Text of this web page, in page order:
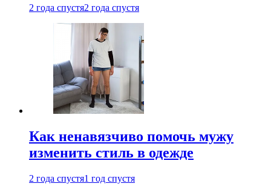
2 года спустя2 года спустя
Как ненавязчиво помочь мужу
изменить стиль в одежде
2 года спустя1 год спустя